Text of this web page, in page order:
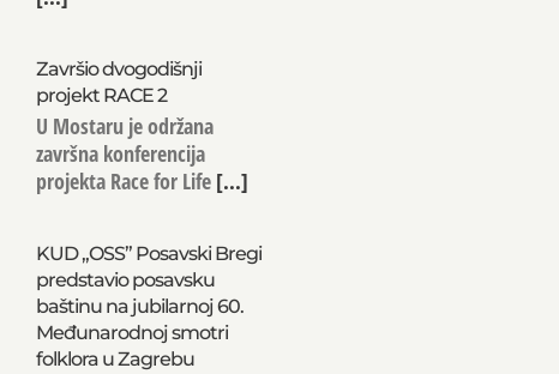
Završio dvogodišnji
projekt RACE 2
U Mostaru je održana
završna konferencija
projekta Race for Life[...]
KUD „OSS” Posavski Bregi
predstavio posavsku
baštinu na jubilarnoj 60.
Međunarodnoj smotri
folklora u Zagrebu